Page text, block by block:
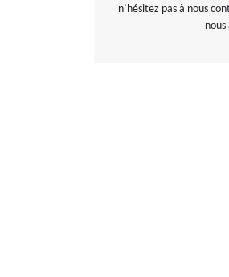
n’hésitez pas à nous
nous